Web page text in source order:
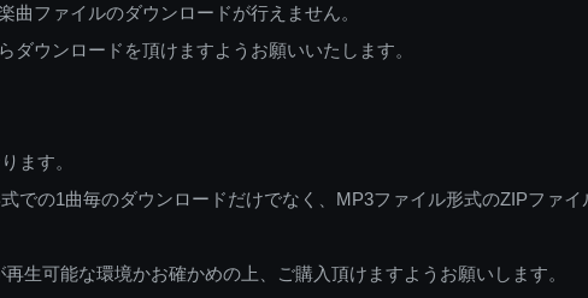
曲ファイルのダウンロードが行えません。
ウンロードを頂けますようお願いいたします。
ます。
の1曲毎のダウンロードだけでなく、MP3ファイル形式のZIPファイ
生可能な環境かお確かめの上、ご購入頂けますようお願いします。